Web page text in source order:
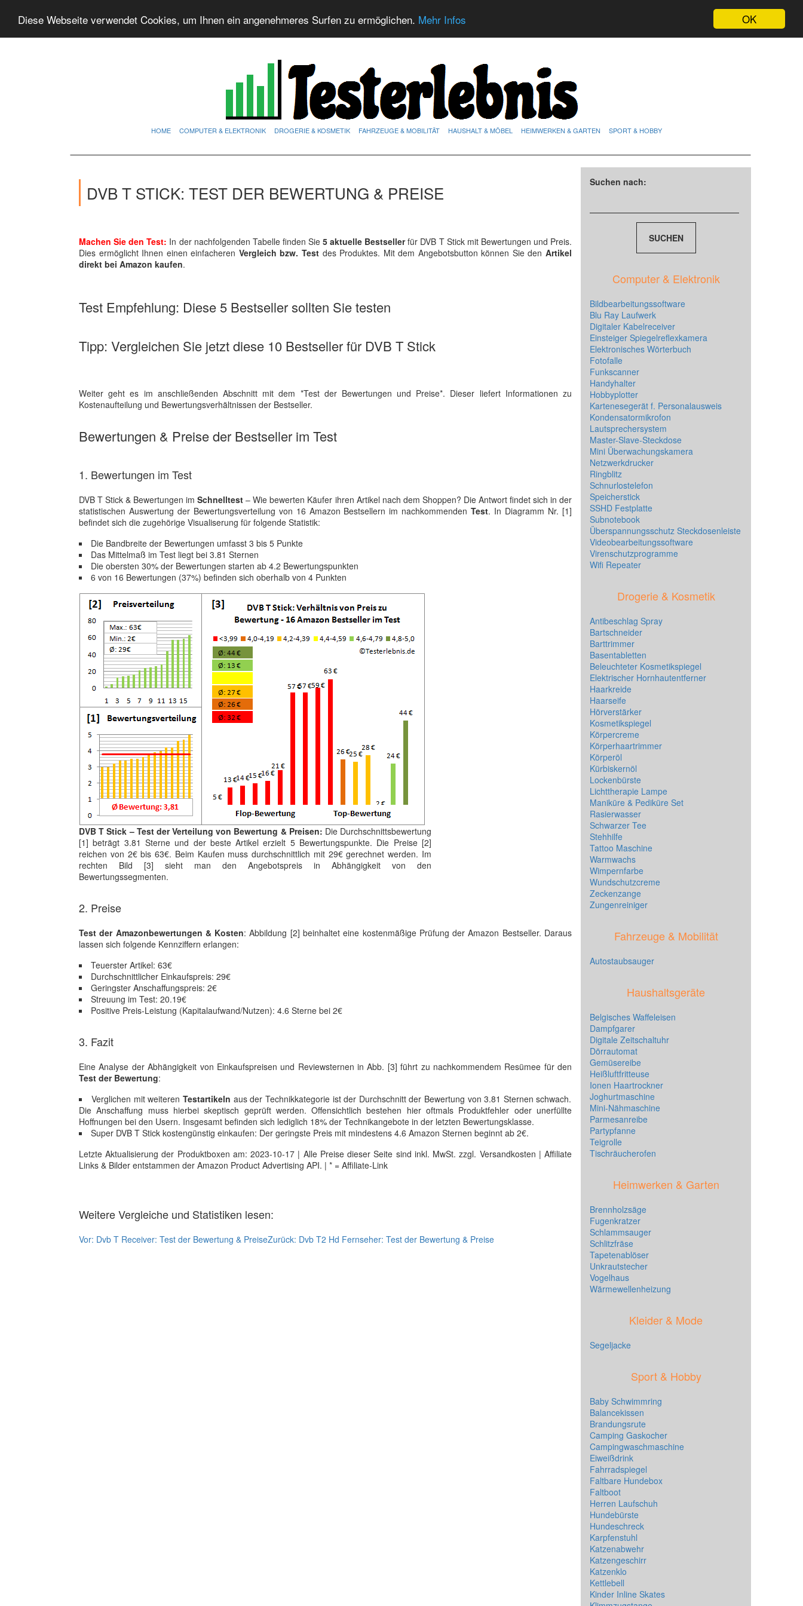
OK
Diese Webseite verwendet Cookies, um Ihnen ein angenehmeres Surfen zu ermöglichen. Mehr Infos
HOME COMPUTER & ELEKTRONIK DROGERIE & KOSMETIK FAHRZEUGE & MOBILITÄT HAUSHALT & MÖBEL HEIMWERKEN & GARTEN SPORT & HOBBY
DVB T STICK: TEST DER BEWERTUNG & PREISE
Machen Sie den Test: In der nachfolgenden Tabelle finden Sie5 aktuelle Bestsellerfür DVB T Stick mit Bewertungen und Preis.
Dies ermöglicht Ihnen einen einfacheren Vergleich bzw. Testdes Produktes. Mit dem Angebotsbutton können Sie den Artikel
direkt bei Amazon kaufen.
Test Empfehlung: Diese 5 Bestseller sollten Sie testen
Tipp: Vergleichen Sie jetzt diese 10 Bestseller für DVB T Stick
Weiter geht es im anschließenden Abschnitt mit dem *Test der Bewertungen und Preise*. Dieser liefert Informationen zu
Kostenaufteilung und Bewertungsverhältnissen der Bestseller.
Bewertungen & Preise der Bestseller im Test
1. Bewertungen im Test
DVB T Stick & Bewertungen imSchnelltest – Wie bewerten Käufer ihren Artikel nach dem Shoppen? Die Antwort findet sich in der
statistischen Auswertung der Bewertungsverteilung von 16 Amazon Bestsellern im nachkommendenTest. In Diagramm Nr. [1]
befindet sich die zugehörige Visualiserung für folgende Statistik:
Die Bandbreite der Bewertungen umfasst 3 bis 5 Punkte
Das Mittelmaß im Test liegt bei 3.81 Sternen
Die obersten 30% der Bewertungen starten ab 4.2 Bewertungspunkten
6 von 16 Bewertungen (37%) befinden sich oberhalb von 4 Punkten
DVB T Stick – Test der Verteilung von Bewertung & Preisen: Die Durchschnittsbewertung
[1] beträgt 3.81 Sterne und der beste Artikel erzielt 5 Bewertungspunkte. Die Preise [2]
reichen von 2€ bis 63€. Beim Kaufen muss durchschnittlich mit 29€ gerechnet werden. Im
rechten Bild [3] sieht man den Angebotspreis in Abhängigkeit von den
Bewertungssegmenten.
2. Preise
Test der Amazonbewertungen & Kosten: Abbildung [2] beinhaltet eine kostenmäßige Prüfung der Amazon Bestseller. Daraus
lassen sich folgende Kennziffern erlangen:
Teuerster Artikel: 63€
Durchschnittlicher Einkaufspreis: 29€
Geringster Anschaffungspreis: 2€
Streuung im Test: 20.19€
Positive Preis-Leistung (Kapitalaufwand/Nutzen): 4.6 Sterne bei 2€
3. Fazit
Eine Analyse der Abhängigkeit von Einkaufspreisen und Reviewsternen in Abb. [3] führt zu nachkommendem Resümee für den
Test der Bewertung:
Verglichen mit weiterenTestartikeln aus der Technikkategorie ist der Durchschnitt der Bewertung von 3.81 Sternen schwach.
Die Anschaffung muss hierbei skeptisch geprüft werden. Offensichtlich bestehen hier oftmals Produktfehler oder unerfüllte
Hoffnungen bei den Usern. Insgesamt befinden sich lediglich 18% der Technikangebote in der letzten Bewertungsklasse.
Super DVB T Stick kostengünstig einkaufen: Der geringste Preis mit mindestens 4.6 Amazon Sternen beginnt ab 2€.
Letzte Aktualisierung der Produktboxen am: 2023-10-17 | Alle Preise dieser Seite sind inkl. MwSt. zzgl. Versandkosten | Affiliate
Links & Bilder entstammen der Amazon Product Advertising API. | * = Affiliate-Link
Weitere Vergleiche und Statistiken lesen:
Vor: Dvb T Receiver: Test der Bewertung & PreiseZurück: Dvb T2 Hd Fernseher: Test der Bewertung & Preise
Suchen nach:
Computer & Elektronik
Bildbearbeitungssoftware
Blu Ray Laufwerk
Digitaler Kabelreceiver
Einsteiger Spiegelreflexkamera
Elektronisches Wörterbuch
Fotofalle
Funkscanner
Handyhalter
Hobbyplotter
Kartenesegerät f. Personalausweis
Kondensatormikrofon
Lautsprechersystem
Master-Slave-Steckdose
Mini Überwachungskamera
Netzwerkdrucker
Ringblitz
Schnurlostelefon
Speicherstick
SSHD Festplatte
Subnotebook
Überspannungsschutz Steckdosenleiste
Videobearbeitungssoftware
Virenschutzprogramme
Wifi Repeater
Drogerie & Kosmetik
Antibeschlag Spray
Bartschneider
Barttrimmer
Basentabletten
Beleuchteter Kosmetikspiegel
Elektrischer Hornhautentferner
Haarkreide
Haarseife
Hörverstärker
Kosmetikspiegel
Körpercreme
Körperhaartrimmer
Körperöl
Kürbiskernöl
Lockenbürste
Lichttherapie Lampe
Maniküre & Pediküre Set
Rasierwasser
Schwarzer Tee
Stehhilfe
Tattoo Maschine
Warmwachs
Wimpernfarbe
Wundschutzcreme
Zeckenzange
Zungenreiniger
Fahrzeuge & Mobilität
Autostaubsauger
Haushaltsgeräte
Belgisches Waffeleisen
Dampfgarer
Digitale Zeitschaltuhr
Dörrautomat
Gemüsereibe
Heißluftfritteuse
Ionen Haartrockner
Joghurtmaschine
Mini-Nähmaschine
Parmesanreibe
Partypfanne
Teigrolle
Tischräucherofen
Heimwerken & Garten
Brennholzsäge
Fugenkratzer
Schlammsauger
Schlitzfräse
Tapetenablöser
Unkrautstecher
Vogelhaus
Wärmewellenheizung
Kleider & Mode
Segeljacke
Sport & Hobby
Baby Schwimmring
Balancekissen
Brandungsrute
Camping Gaskocher
Campingwaschmaschine
Eiweißdrink
Fahrradspiegel
Faltbare Hundebox
Faltboot
Herren Laufschuh
Hundebürste
Hundeschreck
Karpfenstuhl
Katzenabwehr
Katzengeschirr
Katzenklo
Kettlebell
Kinder Inline Skates